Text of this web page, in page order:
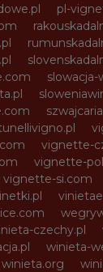
pl-
slowacja-
vignette-
vignette-
vignette-si.com
czechy.pl
winieta-
winieta.org